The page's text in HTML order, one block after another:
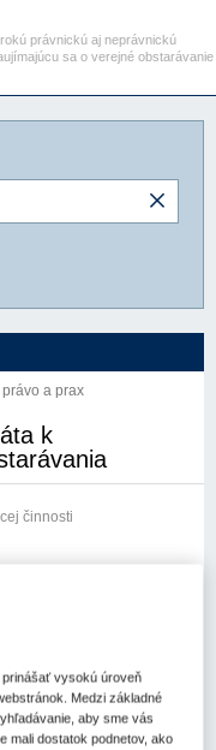
právnickú aj neprávnickú
sa o verejné obstarávanie
a prax
k
činnosti
Register kľúčových slov
vysokú úroveň
Medzi základné
aby sme vás
mali dostatok podnetov, ako